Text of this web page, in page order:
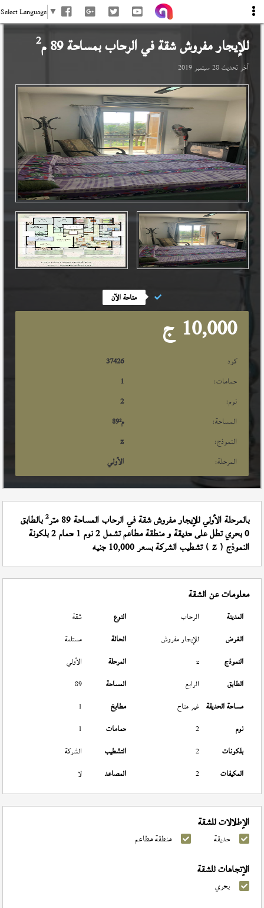
Select Language ▼
للإيجار مفروش شقة فيالرحاببمساحة 89 م 2
آخر تحديث28 سبتمبر 2019
متاحة الآن
10,000 ج
كود
37426
حمامات:
1
نوم:
2
المساحة:
89م²
النموذج:
z
المرحلة:
الأولي
بالمرحلة الأولي للإيجار مفروش شقة في الرحاب المساحة 89 متر 2بالطابق
0 بحري تطل على حديقة و منطقة مطاعم تشمل 2 نوم 1 حمام 2 بلكونة
النموذج (Z ) تشطيب الشركة بسعر 10,000 جنيه
معلومات عن الشقة
المدينة الرحاب النوع
شقة
الغرض
للإيجار مفروش الحالة
مستلمة
النموذج
z المرحلة
الأولي
الطابق
الرابع المساحة
89
مساحة الحديقة غير متاح مطابخ
1
نوم
2 حمامات
1
بلكونات
2 التشطيب
الشركة
المكيفات
2 المصاعد لا
الإطلالات للشقة
حديقة منطقة مطاعم
الإتجاهات للشقة
بحري